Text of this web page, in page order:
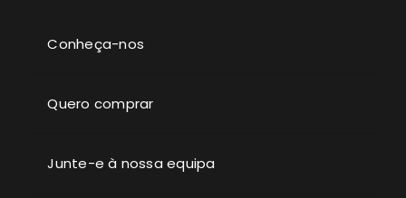
Conheça-nos
Quero comprar
Junte-e à nossa equipa